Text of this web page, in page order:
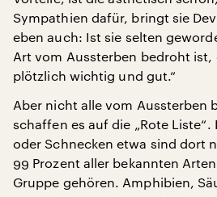
Sympathien dafür, bringt sie
eben auch: Ist sie selten
Art vom Aussterben bedroht ist,
plötzlich wichtig und gut.“
Aber nicht alle vom Aussterben
schaffen es auf die „Rote Liste“.
oder Schnecken etwa sind dort
99 Prozent aller bekannten
Gruppe gehören. Amphibien,